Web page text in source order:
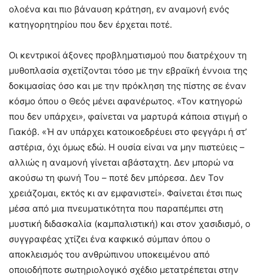
ολοένα και πιο βάναυση κράτηση, εν αναμονή ενός
κατηγορητηρίου που δεν έρχεται ποτέ.
Οι κεντρικοί άξονες προβληματισμού που διατρέχουν τη
μυθοπλασία σχετίζονται τόσο με την εβραϊκή έννοια της
δοκιμασίας όσο και με την πρόκληση της πίστης σε έναν
κόσμο όπου ο Θεός μένει αφανέρωτος. «Τον κατηγορώ
που δεν υπάρχει», φαίνεται να μαρτυρά κάποια στιγμή ο
Γιακόβ. «Ή αν υπάρχει κατοικοεδρέυει στο φεγγάρι ή στ’
αστέρια, όχι όμως εδώ. Η ουσία είναι να μην πιστεύεις –
αλλιώς η αναμονή γίνεται αβάσταχτη. Δεν μπορώ να
ακούσω τη φωνή Του – ποτέ δεν μπόρεσα. Δεν Τον
χρειάζομαι, εκτός κι αν εμφανιστεί». Φαίνεται έτσι πως
μέσα από μια πνευματικότητα που παραπέμπει στη
μυστική διδασκαλία (καμπαλιστική) και στον χασιδισμό, ο
συγγραφέας χτίζει ένα καφκικό σύμπαν όπου ο
αποκλεισμός του ανθρώπινου υποκειμένου από
οποιοδήποτε σωτηριολογικό σχέδιο μετατρέπεται στην